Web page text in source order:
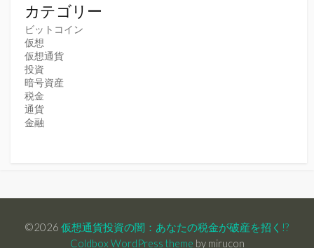
カテゴリー
ビットコイン
仮想
仮想通貨
投資
暗号資産
税金
通貨
金融
©2026 仮想通貨投資の闇：あなたの税金が破産を招く!?
Coldbox WordPress theme by mirucon